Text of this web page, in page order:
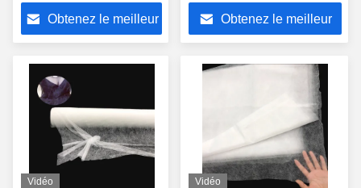
Obtenez le meilleur
chaude de polyamide
Obtenez le meilleur
Vidéo Vidéo